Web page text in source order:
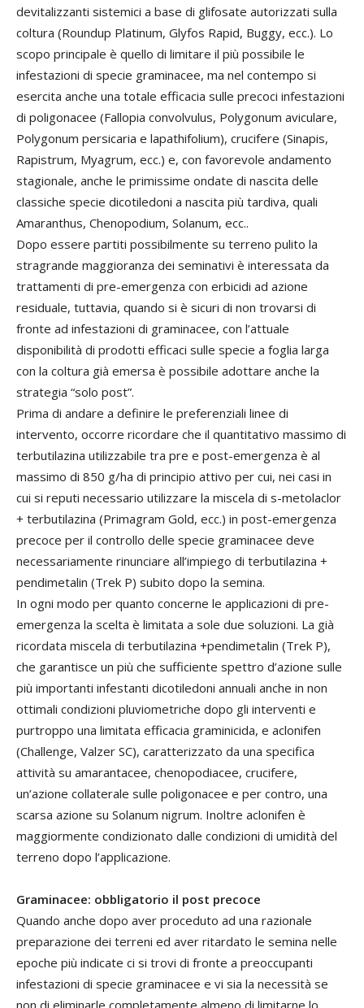
devitalizzanti sistemici a base di glifosate autorizzati sulla
coltura (Roundup Platinum, Glyfos Rapid, Buggy, ecc.). Lo
scopo principale è quello di limitare il più possibile le
infestazioni di specie graminacee, ma nel contempo si
esercita anche una totale efficacia sulle precoci infestazioni
di poligonacee (Fallopia convolvulus, Polygonum aviculare,
Polygonum persicaria e lapathifolium), crucifere (Sinapis,
Rapistrum, Myagrum, ecc.) e, con favorevole andamento
stagionale, anche le primissime ondate di nascita delle
classiche specie dicotiledoni a nascita più tardiva, quali
Amaranthus, Chenopodium, Solanum, ecc..
Dopo essere partiti possibilmente su terreno pulito la
stragrande maggioranza dei seminativi è interessata da
trattamenti di pre-emergenza con erbicidi ad azione
residuale, tuttavia, quando si è sicuri di non trovarsi di
fronte ad infestazioni di graminacee, con l’attuale
disponibilità di prodotti efficaci sulle specie a foglia larga
con la coltura già emersa è possibile adottare anche la
strategia “solo post”.
Prima di andare a definire le preferenziali linee di
intervento, occorre ricordare che il quantitativo massimo di
terbutilazina utilizzabile tra pre e post-emergenza è al
massimo di 850 g/ha di principio attivo per cui, nei casi in
cui si reputi necessario utilizzare la miscela di s-metolaclor
+ terbutilazina (Primagram Gold, ecc.) in post-emergenza
precoce per il controllo delle specie graminacee deve
necessariamente rinunciare all’impiego di terbutilazina +
pendimetalin (Trek P) subito dopo la semina.
In ogni modo per quanto concerne le applicazioni di pre-
emergenza la scelta è limitata a sole due soluzioni. La già
ricordata miscela di terbutilazina +pendimetalin (Trek P),
che garantisce un più che sufficiente spettro d’azione sulle
più importanti infestanti dicotiledoni annuali anche in non
ottimali condizioni pluviometriche dopo gli interventi e
purtroppo una limitata efficacia graminicida, e aclonifen
(Challenge, Valzer SC), caratterizzato da una specifica
attività su amarantacee, chenopodiacee, crucifere,
un’azione collaterale sulle poligonacee e per contro, una
scarsa azione su Solanum nigrum. Inoltre aclonifen è
maggiormente condizionato dalle condizioni di umidità del
terreno dopo l’applicazione.
Graminacee: obbligatorio il post precoce
Quando anche dopo aver proceduto ad una razionale
preparazione dei terreni ed aver ritardato le semina nelle
epoche più indicate ci si trovi di fronte a preoccupanti
infestazioni di specie graminacee e vi sia la necessità se